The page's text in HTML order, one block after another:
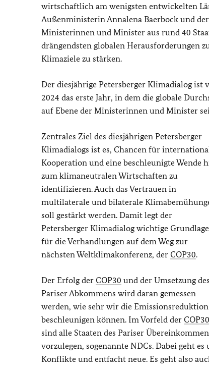
wirtschaftlich am wenigsten entwickelten
Außenministerin Annalena Baerbock und
Ministerinnen und Minister aus rund 40
drängendsten globalen Herausforderungen
Klimaziele zu stärken.
Der diesjährige Petersberger Klimadialog
2024 das erste Jahr, in dem die globale
auf Ebene der Ministerinnen und Minister
Zentrales Ziel des diesjährigen Petersberger
Klimadialogs ist es, Chancen für
Kooperation und eine beschleunigte Wende
zum klimaneutralen Wirtschaften zu
identifizieren. Auch das Vertrauen in
multilaterale und bilaterale
soll gestärkt werden. Damit legt der
Petersberger Klimadialog wichtige
für die Verhandlungen auf dem Weg zur
nächsten Weltklimakonferenz, der COP30.
Der Erfolg der COP30 und der Umsetzung des
Pariser Abkommens wird daran gemessen
werden, wie sehr wir die Emissionsreduktion
beschleunigen können. Im Vorfeld der COP30
sind alle Staaten des Pariser
vorzulegen, sogenannte NDCs. Dabei geht
Konflikte und entfacht neue. Es geht also